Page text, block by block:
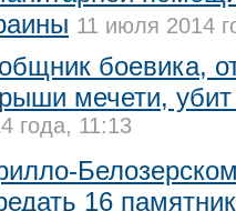
11 июля 2014
боевика,
мечети, убит
года, 11:13
16